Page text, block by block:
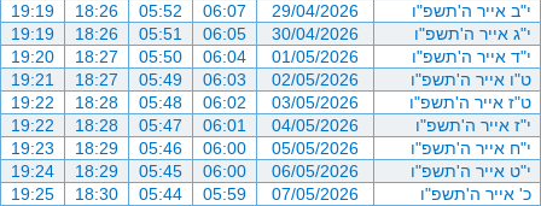
י"ב אייר ה'תשפ"ו
29/04/2026
06:07
05:52
18:26
19:19
י"ג אייר ה'תשפ"ו
30/04/2026
06:05
05:51
18:26
19:19
י"ד אייר ה'תשפ"ו
01/05/2026
06:04
05:50
18:27
19:20
ט"ו אייר ה'תשפ"ו
02/05/2026
06:03
05:49
18:27
19:21
ט"ז אייר ה'תשפ"ו
03/05/2026
06:02
05:48
18:28
19:22
י"ז אייר ה'תשפ"ו
04/05/2026
06:01
05:47
18:28
19:22
י"ח אייר ה'תשפ"ו
05/05/2026
06:00
05:46
18:29
19:23
י"ט אייר ה'תשפ"ו
06/05/2026
06:00
05:45
18:29
19:24
כ' אייר ה'תשפ"ו
07/05/2026
05:59
05:44
18:30
19:25